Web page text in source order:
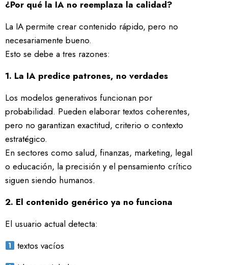
¿Por qué la IA no reemplaza la calidad?
La IA permite crear contenido rápido, pero no
necesariamente bueno.
Esto se debe a tres razones:
1. La IA predice patrones, no verdades
Los modelos generativos funcionan por
probabilidad. Pueden elaborar textos coherentes,
pero no garantizan exactitud, criterio o contexto
estratégico.
En sectores como salud, finanzas, marketing, legal
o educación, la precisión y el pensamiento crítico
siguen siendo humanos.
2. El contenido genérico ya no funciona
El usuario actual detecta:
textos vacíos